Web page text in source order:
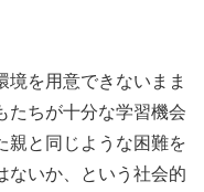
境を用意できないまま
たちが十分な学習機会
親と同じような困難を
ないか、という社会的